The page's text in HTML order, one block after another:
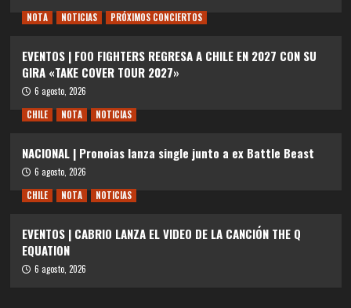
NOTA
NOTICIAS PRÓXIMOS CONCIERTOS
EVENTOS | FOO FIGHTERS REGRESA A CHILE EN 2027 CON SU
GIRA «TAKE COVER TOUR 2027»
6 agosto, 2026
CHILE
NOTA NOTICIAS
NACIONAL | Pronoias lanza single junto a ex Battle Beast
6 agosto, 2026
CHILE
NOTA NOTICIAS
EVENTOS | CABRIO LANZA EL VIDEO DE LA CANCIÓN THE Q
EQUATION
6 agosto, 2026